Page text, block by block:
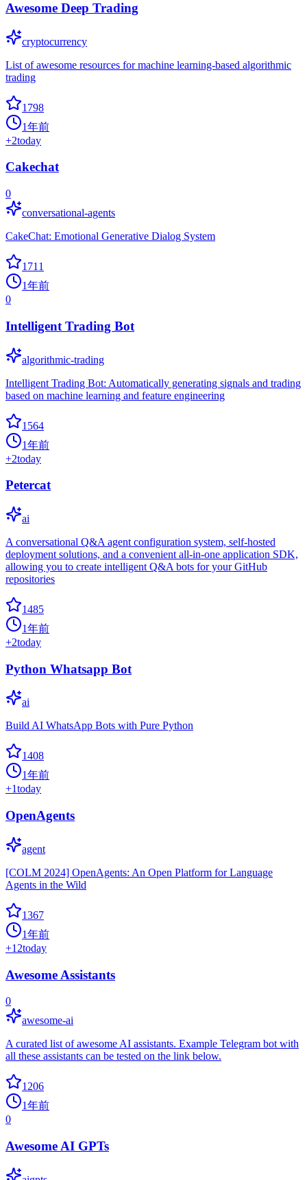
Awesome Deep Trading
cryptocurrency
List of awesome resources for machine learning-based algorithmic
trading
1798
1年前
+2today
Cakechat
0
conversational-agents
CakeChat: Emotional Generative Dialog System
1711
1年前
0
Intelligent Trading Bot
algorithmic-trading
Intelligent Trading Bot: Automatically generating signals and trading
based on machine learning and feature engineering
1564
1年前
+2today
Petercat
ai
A conversational Q&A agent configuration system, self-hosted
deployment solutions, and a convenient all-in-one application SDK,
allowing you to create intelligent Q&A bots for your GitHub
repositories
1485
1年前
+2today
Python Whatsapp Bot
ai
Build AI WhatsApp Bots with Pure Python
1408
1年前
+1today
OpenAgents
agent
[COLM 2024] OpenAgents: An Open Platform for Language
Agents in the Wild
1367
1年前
+12today
Awesome Assistants
0
awesome-ai
A curated list of awesome AI assistants. Example Telegram bot with
all these assistants can be tested on the link below.
1206
1年前
0
Awesome AI GPTs